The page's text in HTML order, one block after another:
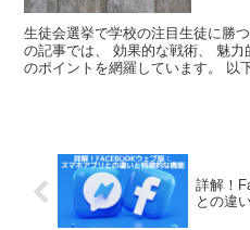
生徒会選挙で学校の注目生徒に勝
の記事では、 効果的な戦術、 魅
のポイントを網羅しています。 以
詳解！
との違